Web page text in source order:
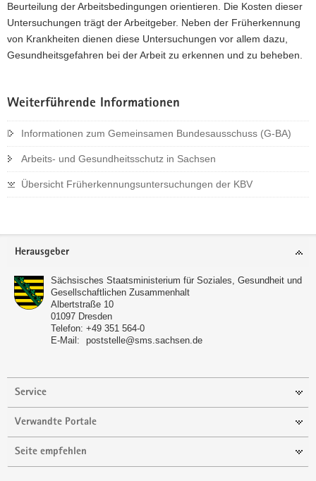
Beurteilung der Arbeitsbedingungen orientieren. Die Kosten dieser
Untersuchungen trägt der Arbeitgeber. Neben der Früherkennung
von Krankheiten dienen diese Untersuchungen vor allem dazu,
Gesundheitsgefahren bei der Arbeit zu erkennen und zu beheben.
Weiterführende Informationen
Informationen zum Gemeinsamen Bundesausschuss (G-BA)
Arbeits- und Gesundheitsschutz in Sachsen
Übersicht Früherkennungsuntersuchungen der KBV
Footer-
Herausgeber
Sächsisches Staatsministerium für Soziales, Gesundheit und
Gesellschaftlichen Zusammenhalt
Albertstraße 10
01097 Dresden
Telefon: +49 351 564-0
E-Mail:
poststelle@sms.sachsen.de
Service
Verwandte Portale
Seite empfehlen